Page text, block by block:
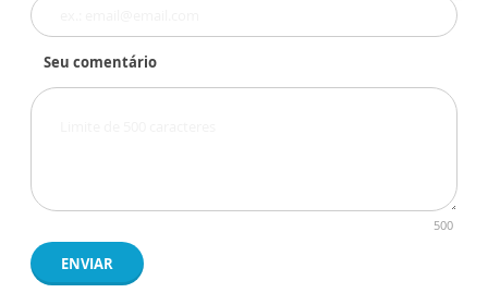
Seu comentário
500
ENVIAR